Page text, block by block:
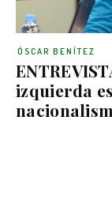
izquierda
ÓSCAR BENÍTEZ